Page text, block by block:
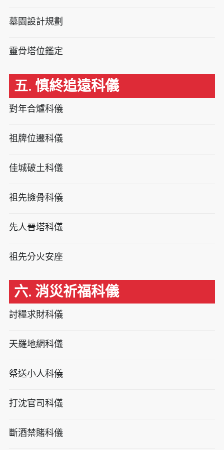
墓園設計規劃
靈骨塔位鑑定
五. 慎終追遠科儀
對年合爐科儀
祖牌位遷科儀
佳城破土科儀
祖先撿骨科儀
先人晉塔科儀
祖先分火安座
六. 消災祈福科儀
討糧求財科儀
天羅地網科儀
祭送小人科儀
打沈官司科儀
斷酒禁賭科儀